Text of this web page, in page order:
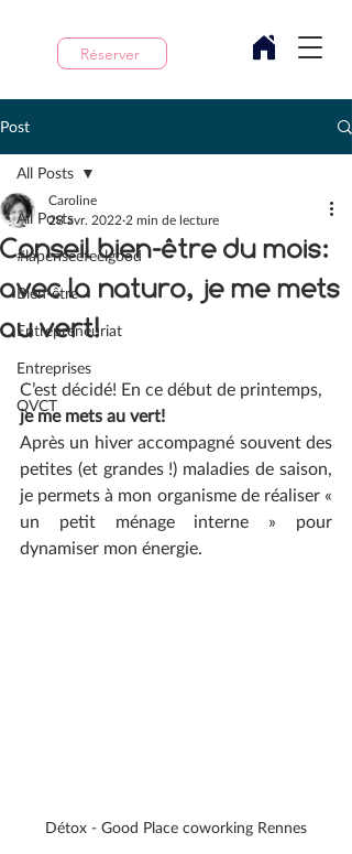
Réserver
Post
All Posts
#lapenseefeelgood
Bien-être
Entrepreneuriat
Entreprises
QVCT
All Posts
Conseil bien-être du mois:
avec la naturo, je me mets
au vert!
Caroline
28 avr. 2022 2 min de lecture
C’est décidé! En ce début de printemps,
je me mets au vert!
Après un hiver accompagné souvent des
petites (et grandes !) maladies de saison,
je permets à mon organisme de réaliser «
un petit ménage interne » pour
dynamiser mon énergie.
Détox - Good Place coworking Rennes